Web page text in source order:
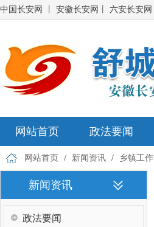
中国长安网 安徽长安网 六安长安网
网站首页 政法要闻
网站首页 / 新闻资讯 / 乡镇工作
新闻资讯
政法要闻